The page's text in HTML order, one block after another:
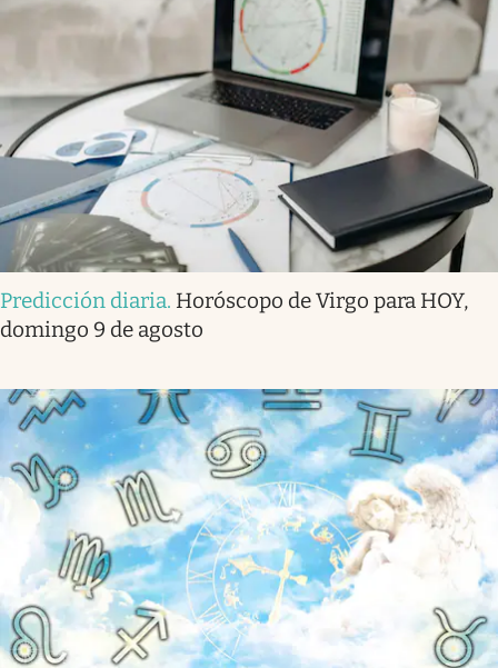
Predicción diaria. Horóscopo de Virgo para HOY,
domingo 9 de agosto